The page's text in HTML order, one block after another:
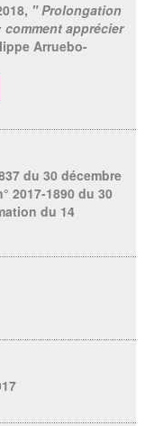
" Prolongation
apprécier
Arruebo-
du 30 décembre
2017-1890 du 30
du 14